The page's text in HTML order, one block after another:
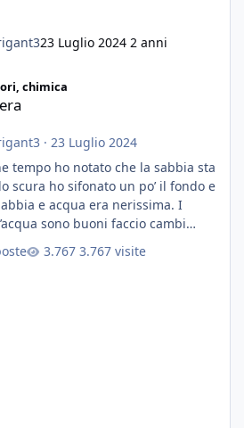
23 Luglio 2024 2 anni
chimica
· 23 Luglio 2024
tempo ho notato che la sabbia sta
scura ho sifonato un po’ il fondo e
e acqua era nerissima. I
sono buoni faccio cambi
con ro. Poche piante e fondo. On
foglie delle piante sono
3.767 visite